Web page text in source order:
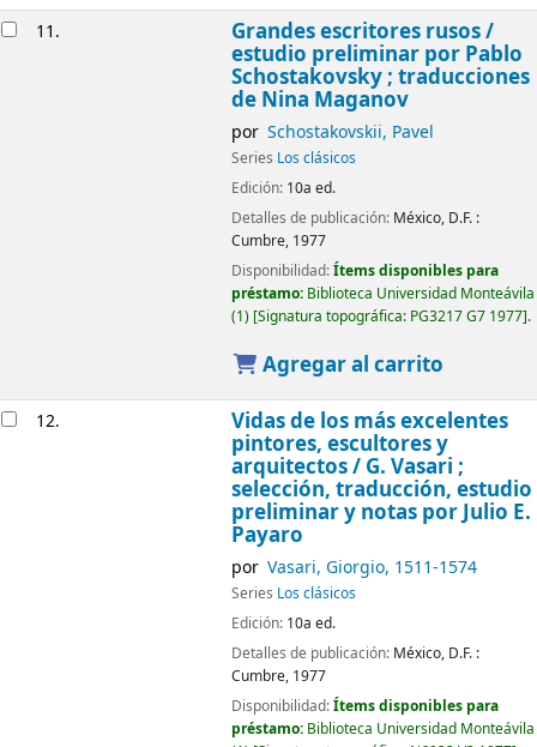
11. Grandes escritores rusos /
estudio preliminar por Pablo
Schostakovsky ; traducciones
de Nina Maganov
por Schostakovskii, Pavel
Series Los clásicos
Edición: 10a ed.
Detalles de publicación: México, D.F. :
Cumbre, 1977
Disponibilidad:Ítems disponibles para
préstamo: Biblioteca Universidad Monteávila
(1) Signatura topográfica: PG3217 G7 1977 .
Agregar al carrito
12. Vidas de los más excelentes
pintores, escultores y
arquitectos / G. Vasari ;
selección, traducción, estudio
preliminar y notas por Julio E.
Payaro
por Vasari, Giorgio, 1511-1574
Series Los clásicos
Edición: 10a ed.
Detalles de publicación: México, D.F. :
Cumbre, 1977
Disponibilidad:Ítems disponibles para
préstamo: Biblioteca Universidad Monteávila